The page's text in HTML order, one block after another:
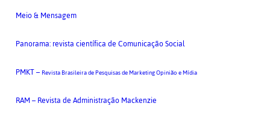
Meio & Mensagem
Panorama: revista científica de Comunicação Social
PMKT – Revista Brasileira de Pesquisas de Marketing Opinião e Mídia
RAM – Revista de Administração Mackenzie